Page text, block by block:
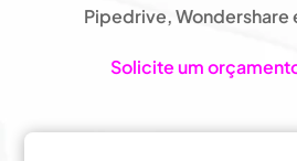
Pipedrive, Wondershare
Solicite um